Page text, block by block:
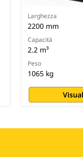
Larghezza
2200 mm
Capacità
2.2 m³
Peso
1065 kg